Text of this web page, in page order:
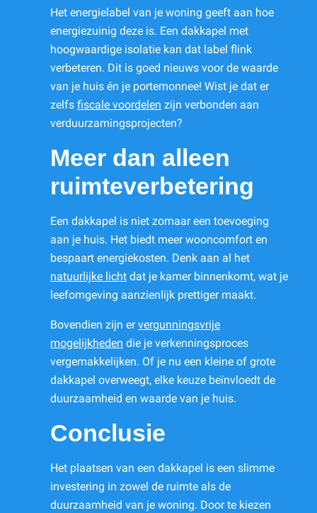
Het energielabel van je woning geeft aan hoe
energiezuinig deze is. Een dakkapel met
hoogwaardige isolatie kan dat label flink
verbeteren. Dit is goed nieuws voor de waarde
van je huis én je portemonnee! Wist je dat er
zelfs fiscale voordelen zijn verbonden aan
verduurzamingsprojecten?
Meer dan alleen
ruimteverbetering
Een dakkapel is niet zomaar een toevoeging
aan je huis. Het biedt meer wooncomfort en
bespaart energiekosten. Denk aan al het
natuurlijke licht dat je kamer binnenkomt, wat je
leefomgeving aanzienlijk prettiger maakt.
Bovendien zijn ervergunningsvrije
mogelijkheden die je verkenningsproces
vergemakkelijken. Of je nu een kleine of grote
dakkapel overweegt, elke keuze beïnvloedt de
duurzaamheid en waarde van je huis.
Conclusie
Het plaatsen van een dakkapel is een slimme
investering in zowel de ruimte als de
duurzaamheid van je woning. Door te kiezen